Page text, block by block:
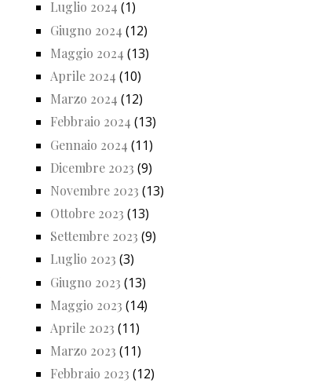
Luglio 2024 (1)
Giugno 2024 (12)
Maggio 2024 (13)
Aprile 2024 (10)
Marzo 2024 (12)
Febbraio 2024 (13)
Gennaio 2024 (11)
Dicembre 2023 (9)
Novembre 2023 (13)
Ottobre 2023 (13)
Settembre 2023 (9)
Luglio 2023 (3)
Giugno 2023 (13)
Maggio 2023 (14)
Aprile 2023 (11)
Marzo 2023 (11)
Febbraio 2023 (12)